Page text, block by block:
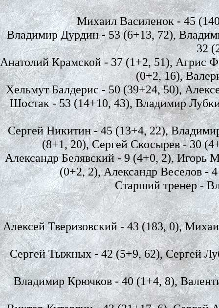
Михаил Василенок - 45
Владимир Дурдин - 53 (6+13, 72),
32
Анатолий Крамской - 37 (1+2, 51), Агрис
(0+2, 16),
Хельмут Балдерис - 50 (39+24, 50),
Шостак - 53 (14+10, 43), Владимир
Сергей Никитин - 45 (13+4, 22),
(8+1, 20), Сергей Скосырев - 30
Александр Белявский - 9 (4+0, 2), Игорь
(0+2, 2), Александр Веселов -
Старший тренер -
Алексей Тверизовский - 43 (183, 0),
Сергей Тыжных - 42 (5+9, 62), Сергей
Владимир Крючков - 40 (1+4, 8),